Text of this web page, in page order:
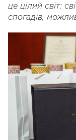
це цілий світ:
спогадів,